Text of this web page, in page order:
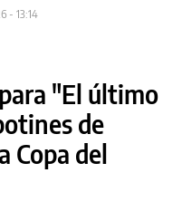
- 13:14
"El último
de
Copa del